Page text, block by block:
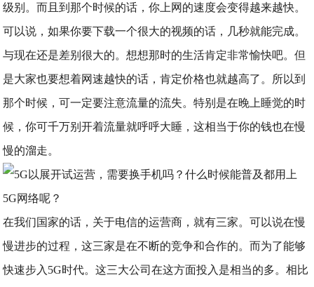
级别。而且到那个时候的话，你上网的速度会变得越来越快。
可以说，如果你要下载一个很大的视频的话，几秒就能完成。
与现在还是差别很大的。想想那时的生活肯定非常愉快吧。但
是大家也要想着网速越快的话，肯定价格也就越高了。所以到
那个时候，可一定要注意流量的流失。特别是在晚上睡觉的时
候，你可千万别开着流量就呼呼大睡，这相当于你的钱也在慢
慢的溜走。
在我们国家的话，关于电信的运营商，就有三家。可以说在慢
慢进步的过程，这三家是在不断的竞争和合作的。而为了能够
快速步入5G时代。这三大公司在这方面投入是相当的多。相比